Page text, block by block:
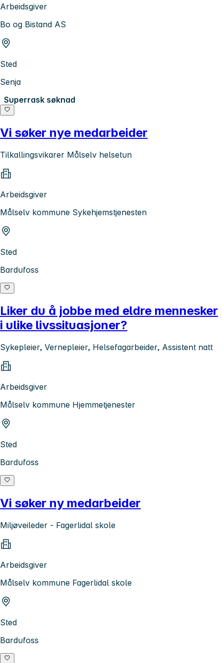
Arbeidsgiver
Bo og Bistand AS
Sted
Senja
Superrask søknad
Vi søker nye medarbeider
Tilkallingsvikarer Målselv helsetun
Arbeidsgiver
Målselv kommune Sykehjemstjenesten
Sted
Bardufoss
Liker du å jobbe med eldre mennesker
i ulike livssituasjoner?
Sykepleier, Vernepleier, Helsefagarbeider, Assistent natt
Arbeidsgiver
Målselv kommune Hjemmetjenester
Sted
Bardufoss
Vi søker ny medarbeider
Miljøveileder - Fagerlidal skole
Arbeidsgiver
Målselv kommune Fagerlidal skole
Sted
Bardufoss